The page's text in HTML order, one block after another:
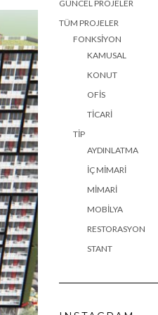
GÜNCEL PROJELER
TÜM PROJELER
FONKSIYON
KAMUSAL
KONUT
OFIS
TICARI
TIP
AYDINLATMA
İÇ MIMARI
MIMARI
MOBILYA
RESTORASYON
STANT